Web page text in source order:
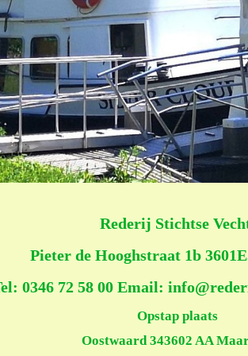
Rederij Stichtse
Pieter de Hooghstraat 1b
0346 72 58 00 Email:
Opstap plaats
Oostwaard 343602 AA